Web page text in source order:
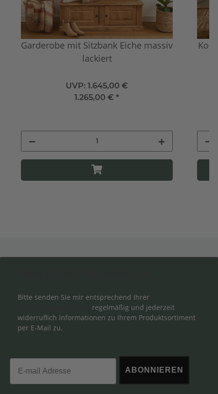
Garderobe mit Sitzbank Eiche massiv
lackiert
UVP: 1.645,00 €
1.265,00 €*
Bitte senden Sie mir entsprechend Ihrer
regelmäßig und jederzeit
widerruflich Informationen zu Ihrem Produktsortiment
per E-Mail zu.
Email
ABONNIEREN